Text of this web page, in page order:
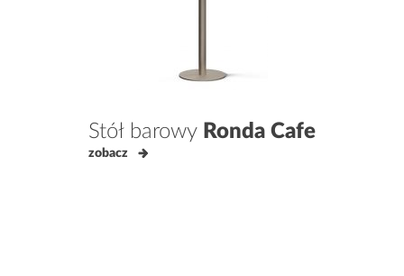
Stół barowy Ronda Cafe
zobacz